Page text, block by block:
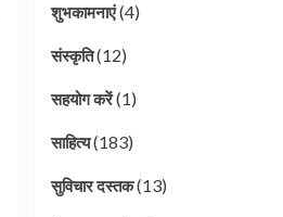
शुभकामनाएं(4)
संस्कृति(12)
सहयोग करें(1)
साहित्य(183)
सुविचार दस्तक(13)